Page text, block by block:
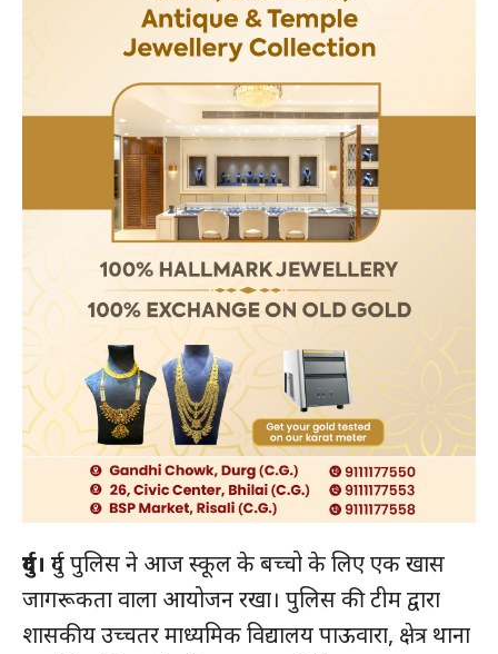
दुर्ग। दुर्ग पुलिस ने आज स्कूल के बच्चो के लिए एक खास
जागरूकता वाला आयोजन रखा। पुलिस की टीम द्वारा
शासकीय उच्चतर माध्यमिक विद्यालय पाऊवारा, क्षेत्र थाना